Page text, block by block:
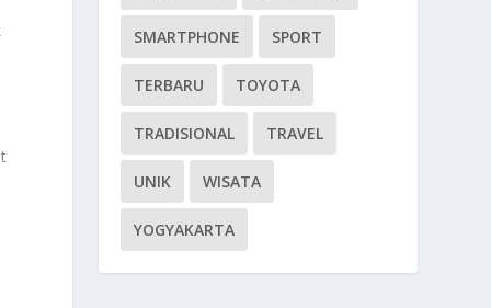
SMARTPHONE SPORT
TERBARU TOYOTA
TRADISIONAL TRAVEL
UNIK WISATA
YOGYAKARTA